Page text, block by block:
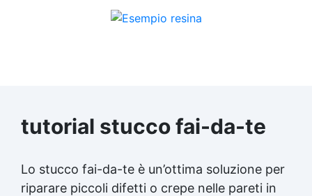
tutorial stucco fai-da-te
Lo stucco fai-da-te è un’ottima soluzione per
riparare piccoli difetti o crepe nelle pareti in